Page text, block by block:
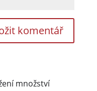
množství